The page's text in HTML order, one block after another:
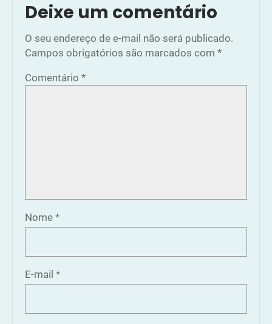
Deixe um comentário
O seu endereço de e-mail não será publicado.
Campos obrigatórios são marcados com *
Comentário *
Nome *
E-mail *